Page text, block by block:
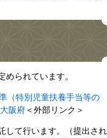
られています。
（特別児童扶養手当等の
阪府 ＜外部リンク＞
して行います。（提出され